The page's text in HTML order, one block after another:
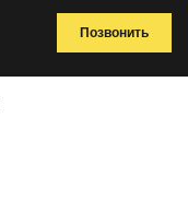
Позвонить